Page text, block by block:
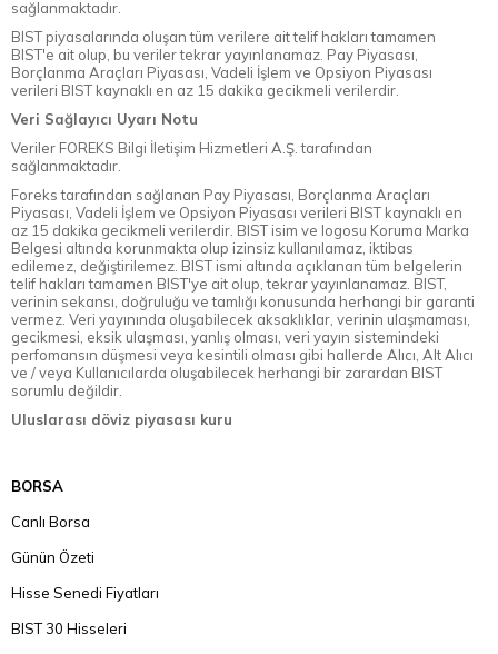
sağlanmaktadır.
BIST piyasalarında oluşan tüm verilere ait telif hakları tamamen
BIST'e ait olup, bu veriler tekrar yayınlanamaz. Pay Piyasası,
Borçlanma Araçları Piyasası, Vadeli İşlem ve Opsiyon Piyasası
verileri BIST kaynaklı en az 15 dakika gecikmeli verilerdir.
Veri Sağlayıcı Uyarı Notu
Veriler FOREKS Bilgi İletişim Hizmetleri A.Ş. tarafından
sağlanmaktadır.
Foreks tarafından sağlanan Pay Piyasası, Borçlanma Araçları
Piyasası, Vadeli İşlem ve Opsiyon Piyasası verileri BIST kaynaklı en
az 15 dakika gecikmeli verilerdir. BIST isim ve logosu Koruma Marka
Belgesi altında korunmakta olup izinsiz kullanılamaz, iktibas
edilemez, değiştirilemez. BIST ismi altında açıklanan tüm belgelerin
telif hakları tamamen BIST'ye ait olup, tekrar yayınlanamaz. BIST,
verinin sekansı, doğruluğu ve tamlığı konusunda herhangi bir garanti
vermez. Veri yayınında oluşabilecek aksaklıklar, verinin ulaşmaması,
gecikmesi, eksik ulaşması, yanlış olması, veri yayın sistemindeki
perfomansın düşmesi veya kesintili olması gibi hallerde Alıcı, Alt Alıcı
ve / veya Kullanıcılarda oluşabilecek herhangi bir zarardan BIST
sorumlu değildir.
Uluslarası döviz piyasası kuru
BORSA
Canlı Borsa
Günün Özeti
Hisse Senedi Fiyatları
BIST 30 Hisseleri